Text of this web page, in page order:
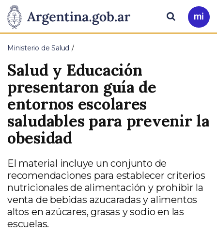
Presidencia
de
la
Nación
Pasar al contenido principal
Ir
a
Buscar
Ministerio de Salud
Salud y Educación
presentaron guía de
entornos escolares
saludables para prevenir la
obesidad
El material incluye un conjunto de
recomendaciones para establecer criterios
nutricionales de alimentación y prohibir la
venta de bebidas azucaradas y alimentos
altos en azúcares, grasas y sodio en las
escuelas.